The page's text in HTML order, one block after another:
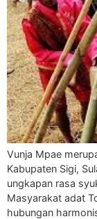
Vunja Mpae
Kabupaten Sigi,
ungkapan rasa
Masyarakat adat
hubungan